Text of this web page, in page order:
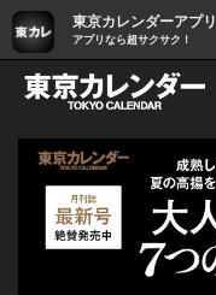
東京カレンダーアプリ
アプリなら超サクサク！